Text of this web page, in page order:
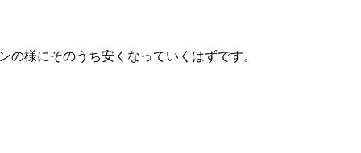
様にそのうち安くなっていくはずです。